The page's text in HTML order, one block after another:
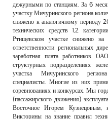
дежурными по станциям. За 6
участку Мичуринского региона
снижено к аналогичному периоду
технических средств 1,2
Ртищевском участке снижено
ответственности региональных
заработная плата работников
структурных подразделениях
участка Мичуринского
специалисты. Многие из них
соревнованиях и конкурсах. Мы
(пассажирского движения)
Восточное Игорем Кузнецовым,
Викторины на знание правил